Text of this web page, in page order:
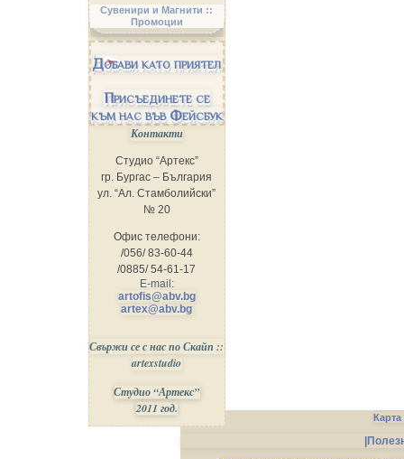
Сувенири и Магнити ::
Промоции
Добави като приятел
Присъединете се
към нас във Фейсбук
Контакти
Студио “Артекс”
гр. Бургас – България
ул. “Ал. Стамболийски”
№ 20
Офис телефони:
/056/ 83-60-44
/0885/ 54-61-17
E-mail:
artofis@abv.bg
artex@abv.bg
Свържи се с нас по Скайп ::
artexstudio
Студио “Артекс”
2011 год.